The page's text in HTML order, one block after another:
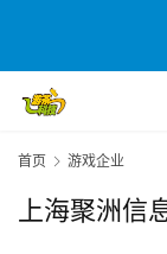
游
原
首页 游戏企业
上海聚洲信